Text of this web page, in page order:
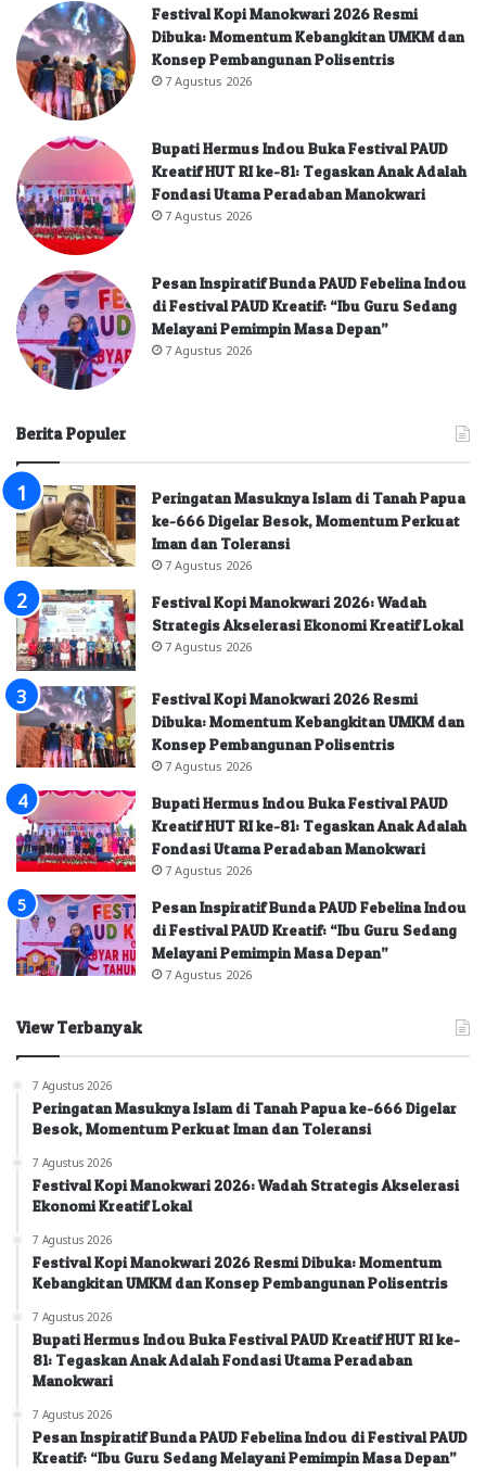
Festival Kopi Manokwari 2026 Resmi
Dibuka: Momentum Kebangkitan UMKM dan
Konsep Pembangunan Polisentris
7 Agustus 2026
Bupati Hermus Indou Buka Festival PAUD
Kreatif HUT RI ke-81: Tegaskan Anak Adalah
Fondasi Utama Peradaban Manokwari
7 Agustus 2026
Pesan Inspiratif Bunda PAUD Febelina Indou
di Festival PAUD Kreatif: “Ibu Guru Sedang
Melayani Pemimpin Masa Depan”
7 Agustus 2026
Berita Populer
Peringatan Masuknya Islam di Tanah Papua
ke-666 Digelar Besok, Momentum Perkuat
Iman dan Toleransi
7 Agustus 2026
Festival Kopi Manokwari 2026: Wadah
Strategis Akselerasi Ekonomi Kreatif Lokal
7 Agustus 2026
Festival Kopi Manokwari 2026 Resmi
Dibuka: Momentum Kebangkitan UMKM dan
Konsep Pembangunan Polisentris
7 Agustus 2026
Bupati Hermus Indou Buka Festival PAUD
Kreatif HUT RI ke-81: Tegaskan Anak Adalah
Fondasi Utama Peradaban Manokwari
7 Agustus 2026
Pesan Inspiratif Bunda PAUD Febelina Indou
di Festival PAUD Kreatif: “Ibu Guru Sedang
Melayani Pemimpin Masa Depan”
7 Agustus 2026
View Terbanyak
7 Agustus 2026
Peringatan Masuknya Islam di Tanah Papua ke-666 Digelar
Besok, Momentum Perkuat Iman dan Toleransi
7 Agustus 2026
Festival Kopi Manokwari 2026: Wadah Strategis Akselerasi
Ekonomi Kreatif Lokal
7 Agustus 2026
Festival Kopi Manokwari 2026 Resmi Dibuka: Momentum
Kebangkitan UMKM dan Konsep Pembangunan Polisentris
7 Agustus 2026
Bupati Hermus Indou Buka Festival PAUD Kreatif HUT RI ke-
81: Tegaskan Anak Adalah Fondasi Utama Peradaban
Manokwari
7 Agustus 2026
Pesan Inspiratif Bunda PAUD Febelina Indou di Festival PAUD
Kreatif: “Ibu Guru Sedang Melayani Pemimpin Masa Depan”